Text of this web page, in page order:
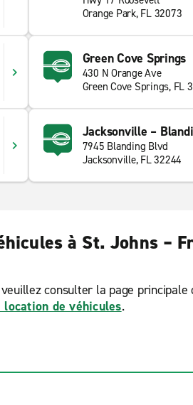
Orange Park, FL 32073
Green Cove Springs
430 N Orange Ave
Green Cove Springs, FL
Jacksonville –
7945 Blanding Blvd
Jacksonville, FL 32244
à St. Johns –
consulter la page principale
location de véhicules.